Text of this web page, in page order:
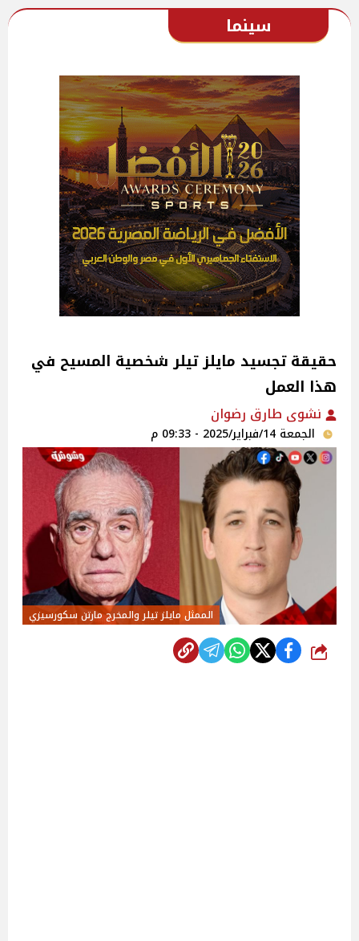
سينما
حقيقة تجسيد مايلز تيلر شخصية المسيح في
هذا العمل
نشوى طارق رضوان
الجمعة 14/فبراير/2025 - 09:33 م
الممثل مايلز تيلر والمخرج مارتن سكورسيزي
شارك